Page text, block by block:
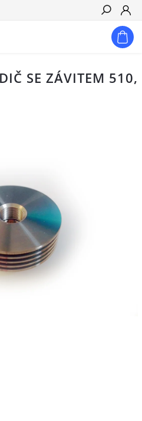
Hledat
SE ZÁVITEM 510,